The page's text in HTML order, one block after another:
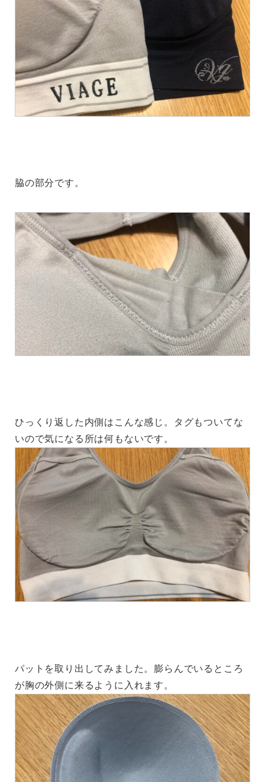
脇の部分です。
ひっくり返した内側はこんな感じ。タグもついてな
いので気になる所は何もないです。
パットを取り出してみました。膨らんでいるところ
が胸の外側に来るように入れます。